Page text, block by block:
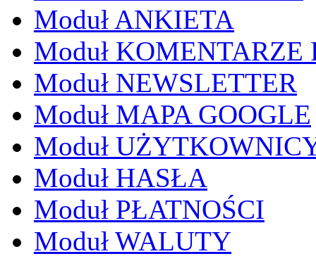
Moduł ANKIETA
Moduł KOMENTARZE
Moduł NEWSLETTER
Moduł MAPA GOOGLE
Moduł
Moduł HASŁA
Moduł PŁATNOŚCI
Moduł WALUTY